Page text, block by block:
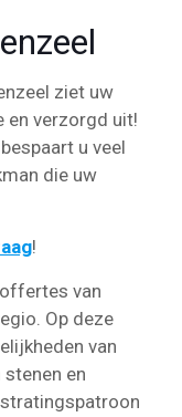
ziet uw
en verzorgd uit!
u veel
die uw
!
van
Op deze
van
en